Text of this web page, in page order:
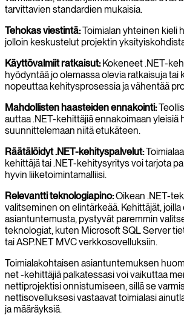
tarvittavien standardien mukaisia.
Tehokas viestintä:Toimialan yhteinen kieli
jolloin keskustelut projektin
Käyttövalmiit ratkaisut:Kokeneet .NET-
hyödyntää jo olemassa olevia ratkaisuja tai
nopeuttaa kehitysprosessia ja vähentää
Mahdollisten haasteiden ennakointi:
auttaa .NET-kehittäjiä ennakoimaan yleisiä
suunnittelemaan niitä etukäteen.
Räätälöidyt .NET-kehityspalvelut:
kehittäjä tai .NET-kehitysyritys voi tarjota
hyvin liiketoimintamalliisi.
Relevantti teknologiapino:Oikean .NET-
valitseminen on elintärkeää. Kehittäjät, joilla
asiantuntemusta, pystyvät paremmin
teknologiat, kuten Microsoft SQL Server
tai ASP.NET MVC verkkosovelluksiin.
Toimialakohtaisen asiantuntemuksen
net -kehittäjiä palkatessasi voi vaikuttaa
nettiprojektisi onnistumiseen, sillä se
nettisovelluksesi vastaavat toimialasi
ja määräyksiä.